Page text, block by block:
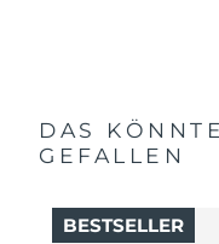
DAS
GEFALLEN
BESTSELLER